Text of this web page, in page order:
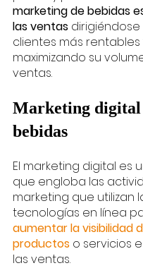
marketing de bebidas
las ventas dirigiéndose
clientes más rentables
maximizando su
ventas.
Marketing digital
bebidas
El marketing digital es
que engloba las
marketing que utilizan
tecnologías en línea
aumentar la visibilidad
productos o servicios
las ventas.